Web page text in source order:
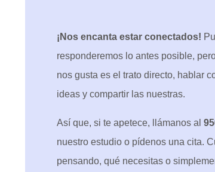
¡Nos encanta estar conectados!
responderemos lo antes posible,
nos gusta es el trato directo, hablar
ideas y compartir las nuestras.
Así que, si te apetece, llámanos al
nuestro estudio o pídenos una cita.
pensando, qué necesitas o